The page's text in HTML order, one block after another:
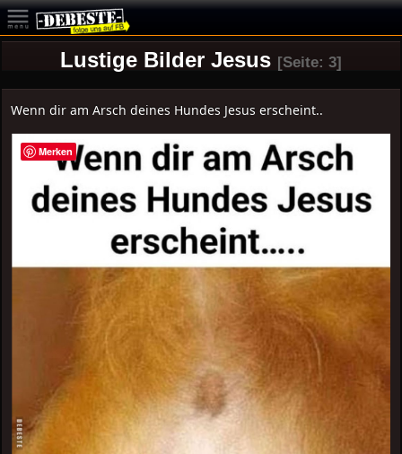
Lustige Bilder Jesus [Seite: 3]
Wenn dir am Arsch deines Hundes Jesus erscheint..
Merken